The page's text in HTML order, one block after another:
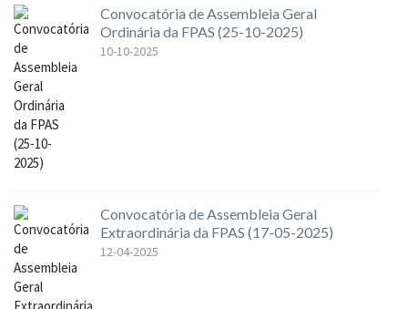
Convocatória de Assembleia Geral
Ordinária da FPAS (25-10-2025)
10-10-2025
Convocatória de Assembleia Geral
Extraordinária da FPAS (17-05-2025)
12-04-2025